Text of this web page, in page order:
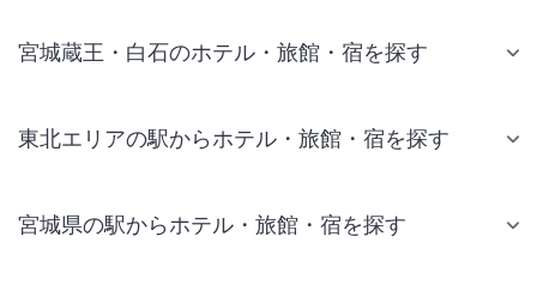
宮城蔵王・白石のホテル・旅館・宿を探す
東北エリアの駅からホテル・旅館・宿を探す
宮城県の駅からホテル・旅館・宿を探す